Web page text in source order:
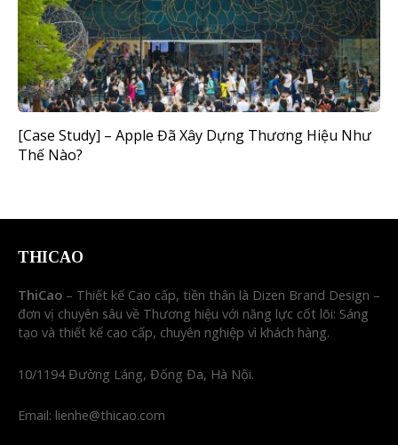
[Case Study] – Apple Đã Xây Dựng Thương Hiệu Như
Thế Nào?
THICAO
ThiCao – Thiết kế Cao cấp, tiền thân là Dizen Brand Design –
đơn vị chuyên sâu về Thương hiệu với năng lực cốt lõi: Sáng
tạo và thiết kế cao cấp, chuyên nghiệp vì khách hàng.
10/1194 Đường Láng, Đống Đa, Hà Nội.
Email: lienhe@thicao.com